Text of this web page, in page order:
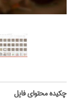
‌چکیده محتوای فایل